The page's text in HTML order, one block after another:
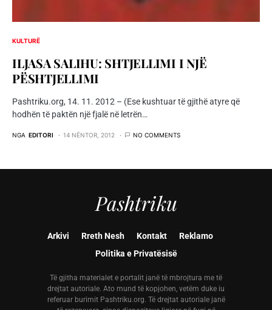
KULTURË
ILJASA SALIHU: SHTJELLIMI I NJË
PËSHTJELLIMI
Pashtriku.org, 14. 11. 2012 – (Ese kushtuar të gjithë atyre që
hodhën të paktën një fjalë në letrën…
NGA EDITORI 14 NËNTOR, 2012 NO COMMENTS
Pashtriku
Arkivi Rreth Nesh Kontakt
Reklamo
Politika e Privatësisë
Të gjitha materialet e portalit janë të mbrojtura me të
drejtat autoriale. Ato mund të kopjohen, vetëm duke iu
referuar burimit Pashtriku.org. Të drejtat autoriale janë